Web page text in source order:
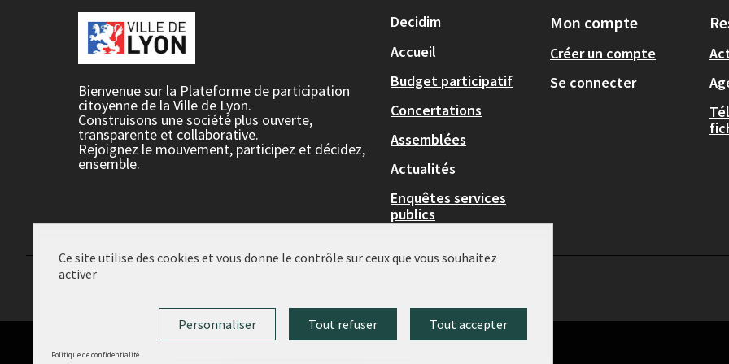
Bienvenue sur la Plateforme de participation
citoyenne de la Ville de Lyon.
Construisons une société plus ouverte,
transparente et collaborative.
Rejoignez le mouvement, participez et décidez,
ensemble.
Decidim
Accueil
Budget participatif
Concertations
Assemblées
Actualités
Enquêtes services
publics
Mon compte
Créer un compte
Se connecter
Ce site utilise des cookies et vous donne le contrôle sur ceux que vous souhaitez
activer
Tout accepter
Tout refuser
Personnaliser
Politique de confidentialité